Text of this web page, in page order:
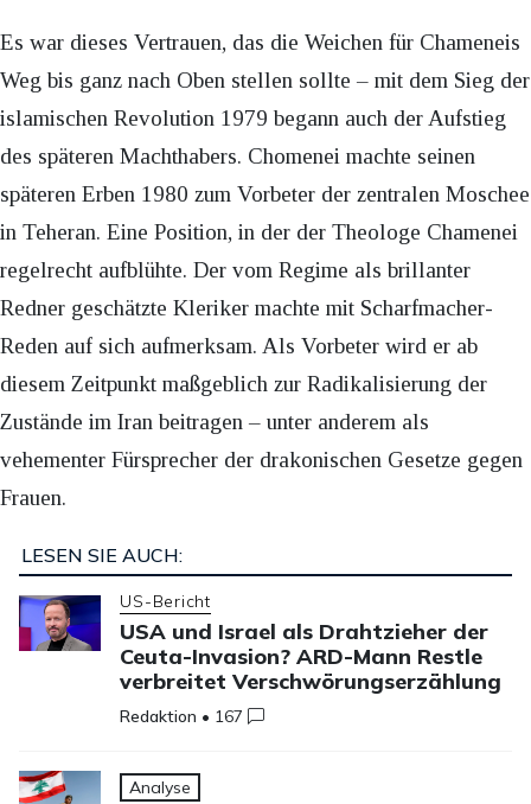
Es war dieses Vertrauen, das die Weichen für Chameneis
Weg bis ganz nach Oben stellen sollte – mit dem Sieg der
islamischen Revolution 1979 begann auch der Aufstieg
des späteren Machthabers. Chomenei machte seinen
späteren Erben 1980 zum Vorbeter der zentralen Moschee
in Teheran. Eine Position, in der der Theologe Chamenei
regelrecht aufblühte. Der vom Regime als brillanter
Redner geschätzte Kleriker machte mit Scharfmacher-
Reden auf sich aufmerksam. Als Vorbeter wird er ab
diesem Zeitpunkt maßgeblich zur Radikalisierung der
Zustände im Iran beitragen – unter anderem als
vehementer Fürsprecher der drakonischen Gesetze gegen
Frauen.
LESEN SIE AUCH:
US-Bericht
USA und Israel als Drahtzieher der
Ceuta-Invasion? ARD-Mann Restle
verbreitet Verschwörungserzählung
Redaktion • 167
Analyse